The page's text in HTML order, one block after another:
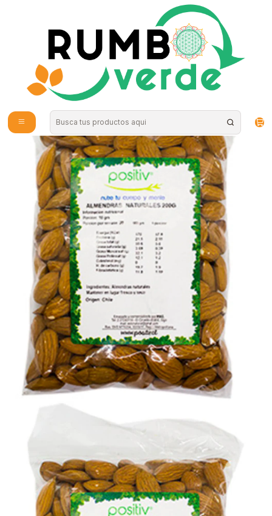
Envío gratis por compras sobre los 59.990 en la provincia de Santiago
Snacks Saludables